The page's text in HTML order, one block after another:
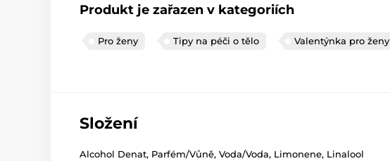
Produkt je zařazen v kategoriích
Pro ženy Tipy na péči o tělo Valentýnka pro ženy
Složení
Alcohol Denat, Parfém/Vůně, Voda/Voda, Limonene, Linalool